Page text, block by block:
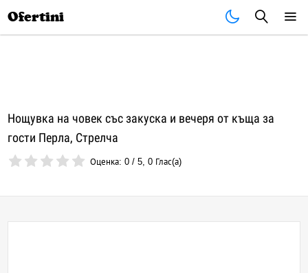
Ofertini
Нощувка на човек със закуска и вечеря от къща за
гости Перла, Стрелча
Оценка:0 /5,0 Глас(а)